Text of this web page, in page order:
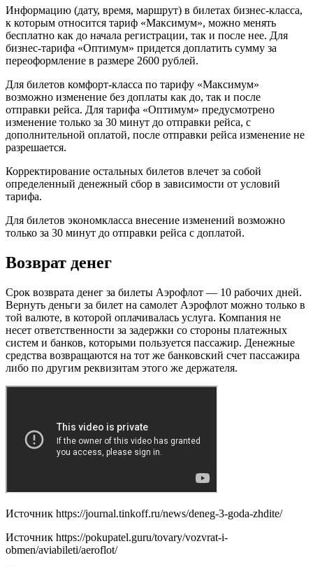
Информацию (дату, время, маршрут) в билетах бизнес-класса,
к которым относится тариф «Максимум», можно менять
бесплатно как до начала регистрации, так и после нее. Для
бизнес-тарифа «Оптимум» придется доплатить сумму за
переоформление в размере 2600 рублей.
Для билетов комфорт-класса по тарифу «Максимум»
возможно изменение без доплаты как до, так и после
отправки рейса. Для тарифа «Оптимум» предусмотрено
изменение только за 30 минут до отправки рейса, с
дополнительной оплатой, после отправки рейса изменение не
разрешается.
Корректирование остальных билетов влечет за собой
определенный денежный сбор в зависимости от условий
тарифа.
Для билетов экономкласса внесение изменений возможно
только за 30 минут до отправки рейса с доплатой.
Возврат денег
Срок возврата денег за билеты Аэрофлот — 10 рабочих дней.
Вернуть деньги за билет на самолет Аэрофлот можно только в
той валюте, в которой оплачивалась услуга. Компания не
несет ответственности за задержки со стороны платежных
систем и банков, которыми пользуется пассажир. Денежные
средства возвращаются на тот же банковский счет пассажира
либо по другим реквизитам этого же держателя.
Источник https://journal.tinkoff.ru/news/deneg-3-goda-zhdite/
Источник https://pokupatel.guru/tovary/vozvrat-i-
obmen/aviabileti/aeroflot/